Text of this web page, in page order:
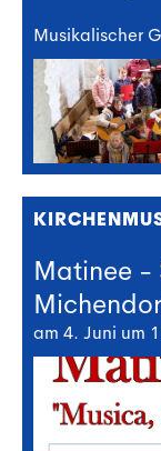
Musikalischer
Matinee -
am 4. Juni um